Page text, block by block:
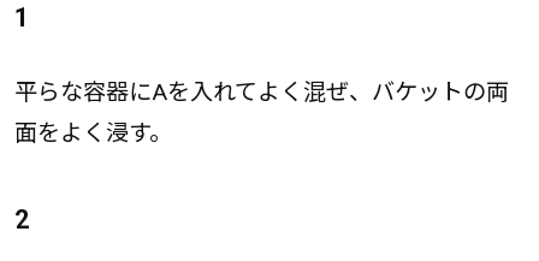
1
平らな容器にAを入れてよく混ぜ、バケットの両
面をよく浸す。
2